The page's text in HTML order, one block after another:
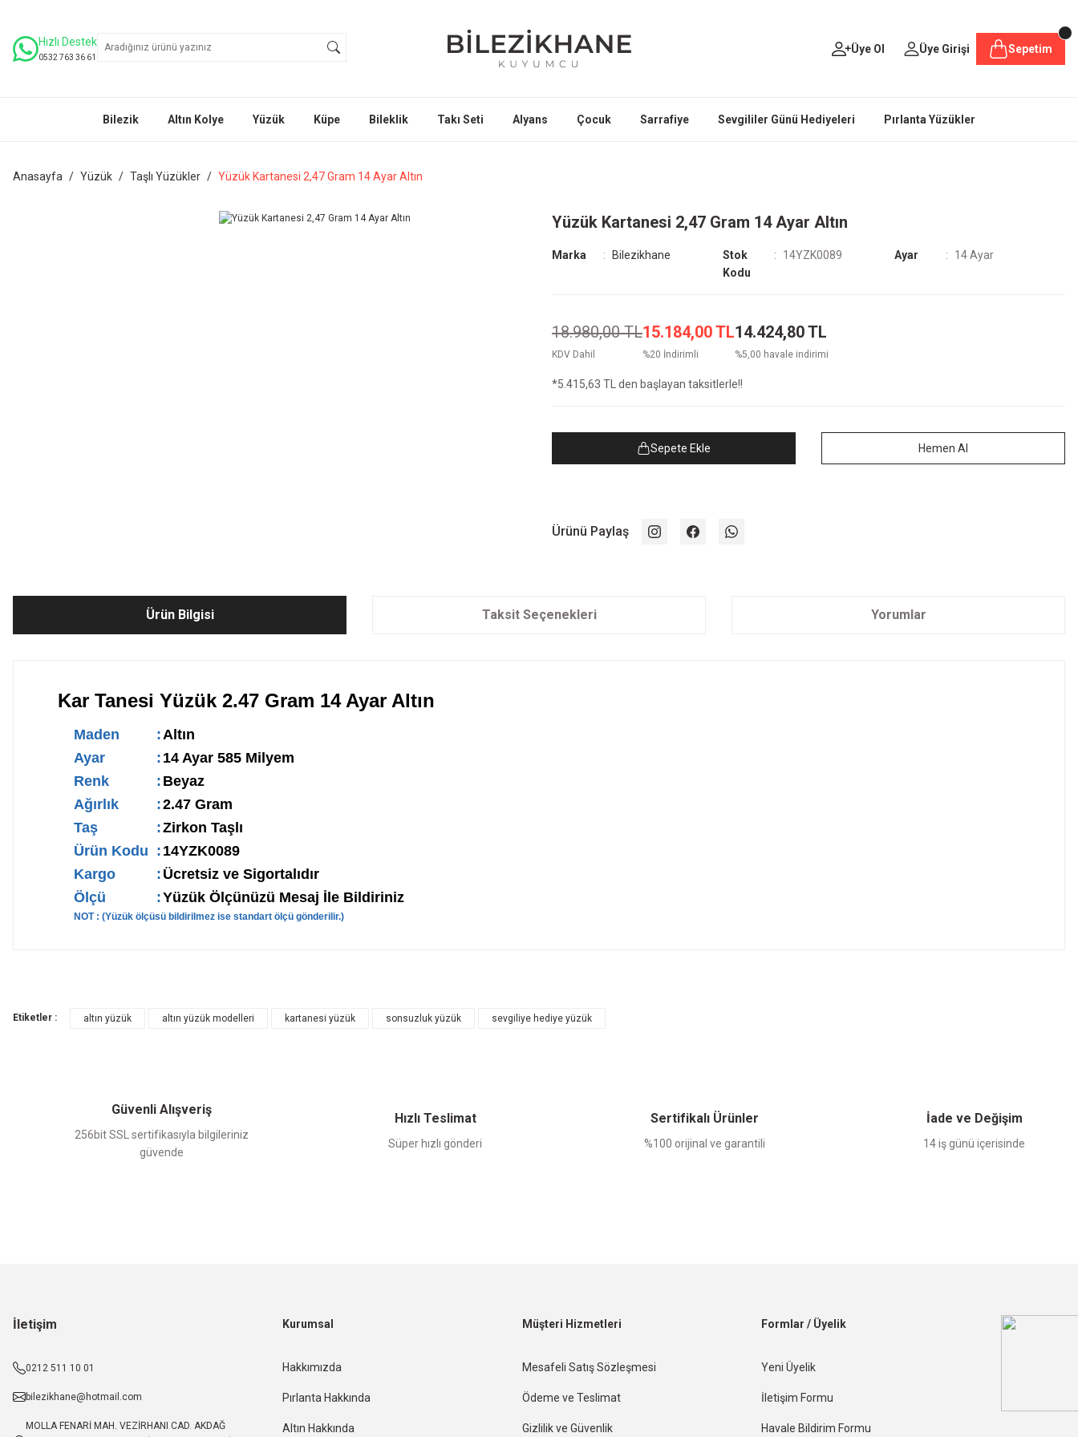
Hızlı Destek
0532 763 36 61
Üye Ol Üye Girişi Sepetim
Bilezik Altın Kolye Yüzük Küpe Bileklik Takı Seti Alyans Çocuk Sarrafiye Sevgililer Günü Hediyeleri Pırlanta Yüzükler
Anasayfa Yüzük Taşlı Yüzükler Yüzük Kartanesi 2,47 Gram 14 Ayar Altın
Yüzük Kartanesi 2,47 Gram 14 Ayar Altın
Marka Bilezikhane
Stok
Kodu
14YZK0089 Ayar 14 Ayar
18.980,00 TL
KDV Dahil
15.184,00 TL
%20 İndirimli
14.424,80 TL
%5,00 havale indirimi
*5.415,63 TL den başlayan taksitlerle!!
Sepete Ekle Hemen Al
Ürünü Paylaş
Ürün Bilgisi Taksit Seçenekleri Yorumlar
Kar Tanesi Yüzük 2.47 Gram 14 Ayar Altın
Maden :Altın
Ayar
: 14 Ayar 585 Milyem
Renk
: Beyaz
Ağırlık
:2.47 Gram
Taş
:Zirkon Taşlı
Ürün Kodu : 14YZK0089
Kargo
: Ücretsiz ve Sigortalıdır
Ölçü
:Yüzük Ölçünüzü Mesaj İle Bildiriniz
NOT : (Yüzük ölçüsü bildirilmez ise standart ölçü gönderilir.)
Etiketler : altın yüzük altın yüzük modelleri kartanesi yüzük sonsuzluk yüzük sevgiliye hediye yüzük
Güvenli Alışveriş
256bit SSL sertifikasıyla bilgileriniz
güvende
Hızlı Teslimat
Süper hızlı gönderi
Sertifikalı Ürünler
%100 orijinal ve garantili
İade ve Değişim
14 iş günü içerisinde
İletişim
0212 511 10 01
bilezikhane@hotmail.com
MOLLA FENARİ MAH. VEZİRHANI CAD. AKDAĞ
Kurumsal
Hakkımızda
Pırlanta Hakkında
Altın Hakkında
Müşteri Hizmetleri
Mesafeli Satış Sözleşmesi
Ödeme ve Teslimat
Gizlilik ve Güvenlik
Formlar / Üyelik
Yeni Üyelik
İletişim Formu
Havale Bildirim Formu